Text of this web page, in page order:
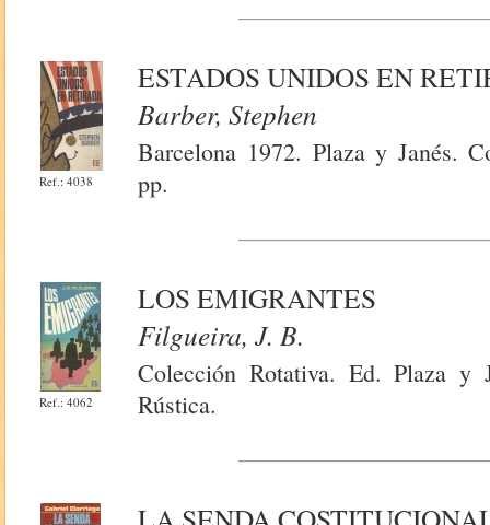
Ref.: 4038
ESTADOS UNIDOS EN
Barber, Stephen
Barcelona 1972. Plaza y Janés.
pp.
Ref.: 4062
LOS EMIGRANTES
Filgueira, J. B.
Colección Rotativa. Ed. Plaza y
Rústica.